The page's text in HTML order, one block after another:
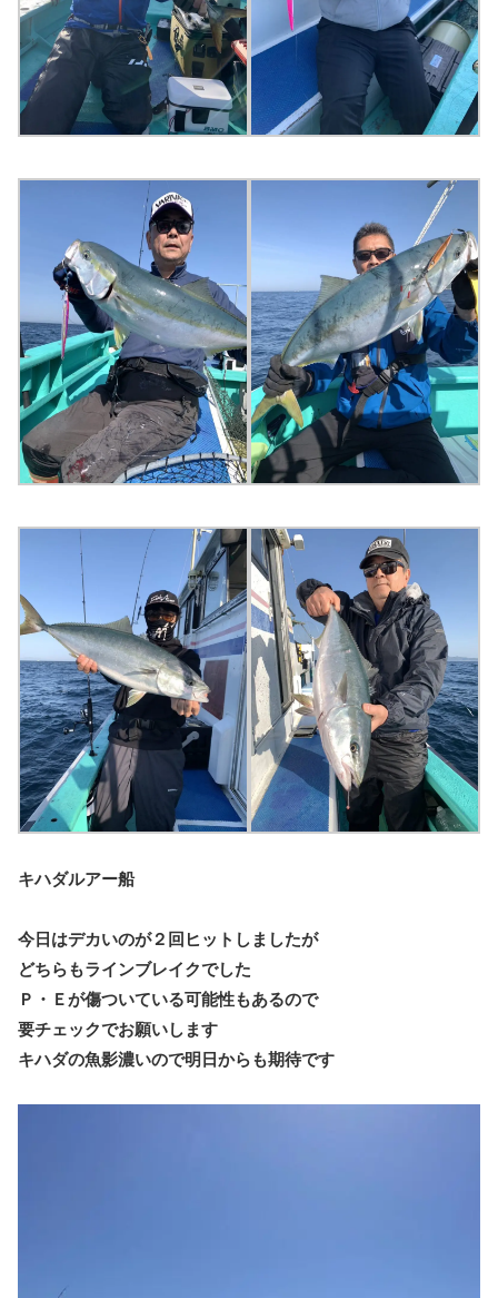
キハダルアー船
今日はデカいのが２回ヒットしましたが
どちらもラインブレイクでした
Ｐ・Ｅが傷ついている可能性もあるので
要チェックでお願いします
キハダの魚影濃いので明日からも期待です